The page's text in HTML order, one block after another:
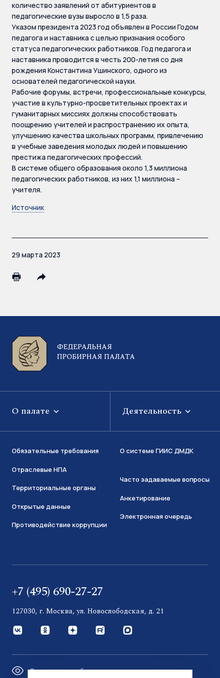
количество заявлений от абитуриентов в
педагогические вузы выросло в 1,5 раза.
Указом президента 2023 год объявлен в России Годом
педагога и наставника с целью признания особого
статуса педагогических работников. Год педагога и
наставника проводится в честь 200-летия со дня
рождения Константина Ушинского, одного из
основателей педагогической науки.
Рабочие форумы, встречи, профессиональные конкурсы,
участие в культурно-просветительных проектах и
гуманитарных миссиях должны способствовать
поощрению учителей и распространению их опыта,
улучшению качества школьных программ, привлечению
в учебные заведения молодых людей и повышению
престижа педагогических профессий.
В системе общего образования около 1,3 миллиона
педагогических работников, из них 1,1 миллиона –
учителя.
Источник
29 марта 2023
ФЕДЕРАЛЬНАЯ
ПРОБИРНАЯ ПАЛАТА
О палате Деятельность
Обязательные требования
Отраслевые НПА
Территориальные органы
Открытые данные
Противодействие коррупции
О системе ГИИС ДМДК
Часто задаваемые вопросы
Анкетирование
Электронная очередь
+7 (495) 690-27-27
127030, г. Москва, ул. Новослободская, д. 21
Версия для слабовидящих